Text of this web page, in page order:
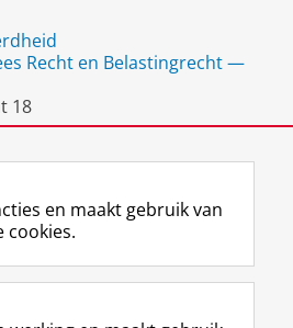
Recht en Belastingrecht —
18
F
a
L
i
R
S
I
n
Y
o
en maakt gebruik van
cookies.